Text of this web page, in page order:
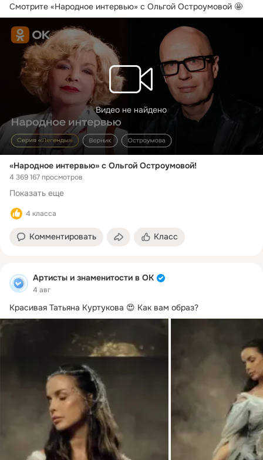
Смотрите «Народное интервью» с Ольгой Остроумовой 🤩
Видео не найдено
«Народное интервью» с Ольгой Остроумовой!
4 369 167 просмотров
Показать еще
4 класса
Комментировать Класс
Артисты и знаменитости в ОК
4 авг
Красивая Татьяна Куртукова 😍 Как вам образ?